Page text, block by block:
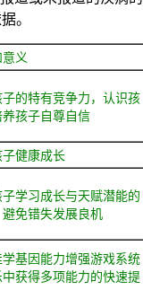
。
义
的特有竞争力，认识孩
孩子自尊自信
健康成长
学习成长与天赋潜能的
免错失发展良机
基因能力增强游戏系统
获得多项能力的快速提